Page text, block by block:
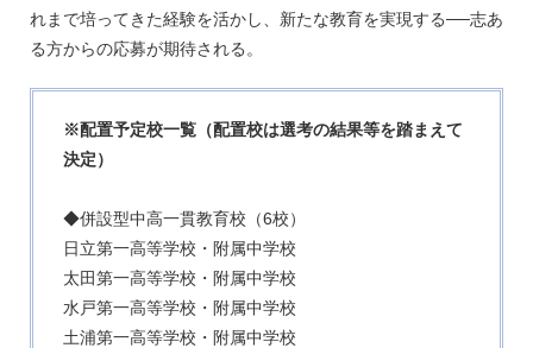
れまで培ってきた経験を活かし、新たな教育を実現する──志あ
る方からの応募が期待される。
※配置予定校一覧（配置校は選考の結果等を踏まえて
決定）
◆併設型中高一貫教育校（6校）
日立第一高等学校・附属中学校
太田第一高等学校・附属中学校
水戸第一高等学校・附属中学校
土浦第一高等学校・附属中学校